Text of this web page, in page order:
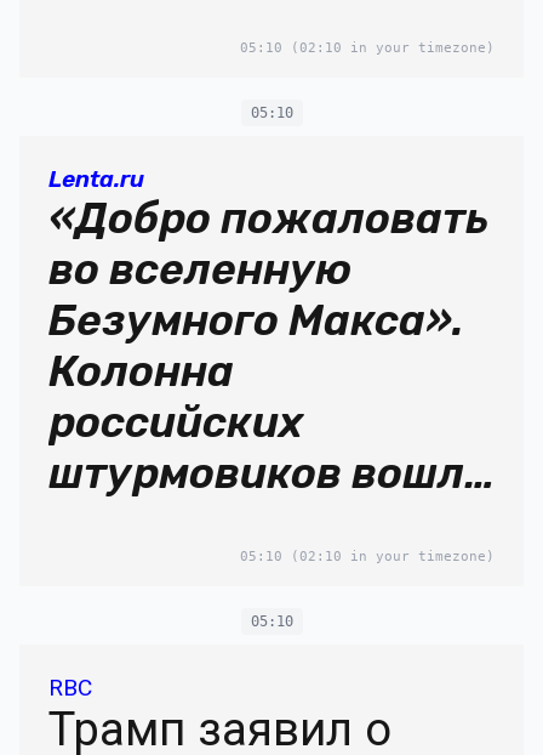
05:10 (02:10 in your timezone)
05:10
Lenta.ru
«Добро пожаловать
во вселенную
Безумного Макса».
Колонна
российских
штурмовиков вошла
05:10 (02:10 in your timezone)
05:10
RBC
Трамп заявил о